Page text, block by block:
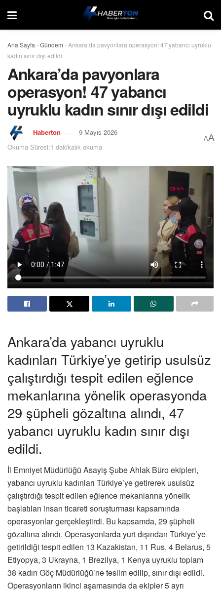
Ana Sayfa -Gündem -Ankara’da pavyonlara operasyon! 47 yabancı uyruklu
kadın sınır dışı edildi
Ankara’da pavyonlara
operasyon! 47 yabancı
uyruklu kadın sınır dışı edildi
- Haberton
9 Mayıs 2026
Okuma Süresi:1 dakikalık okuma
AA
Ankara’da yabancı uyruklu
kadınları Türkiye’ye getirip usulsüz
çalıştırdığı tespit edilen eğlence
mekanlarına yönelik operasyonda
29 şüpheli gözaltına alındı, 47
yabancı uyruklu kadın sınır dışı
edildi.
İl Emniyet Müdürlüğü Asayiş Şube Ahlak Büro ekipleri,
yabancı uyruklu kadınları Türkiye’ye getirerek usulsüz
çalıştırdığı tespit edilen eğlence mekanlarına yönelik
başlatılan insan ticareti soruşturması kapsamında
operasyonlar gerçekleştirdi. Bu kapsamda, 29 şüpheli
gözaltına alındı. Operasyonlarda yurt dışından Türkiye’ye
getirildiği tespit edilen 13 Kazakistan, 11 Rus, 4 Belarus, 5
Etiyopya, 3 Ukrayna, 1 Brezilya, 1 Kenya uyruklu toplam
38 kadın Göç Müdürlüğü’ne teslim edilip, sınır dışı edildi.
Operasyonların ikinci aşamasında da ekipler 5 ayrı